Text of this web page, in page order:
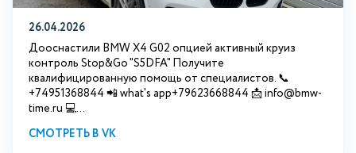
26.04.2026
Дооснастили BMW X4 G02 опцией активный круиз
контроль Stop&Go "S5DFA" Получите
квалифицированную помощь от специалистов. 📞
+74951368844 📲 what's app+79623668844 📩 info@bmw-
time.ru 💻...
СМОТРЕТЬ В VK